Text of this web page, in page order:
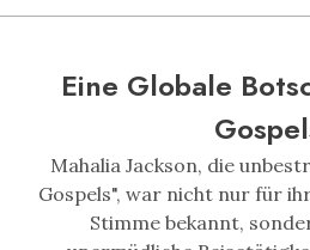
Eine Globale
Mahalia Jackson, die
Gospels", war nicht nur für
Stimme bekannt,